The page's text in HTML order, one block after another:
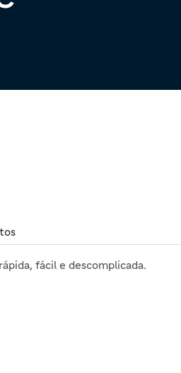
fácil e descomplicada.